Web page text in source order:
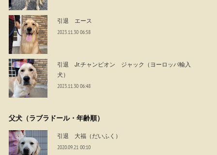
引退 エース
2023.11.30 06:58
引退 Jr.チャンピオン ジャック（ヨーロッパ輸入
犬）
2023.11.30 06:48
父犬（ラブラドール・年齢順）
引退 大福（だいふく）
2020.09.21 00:10